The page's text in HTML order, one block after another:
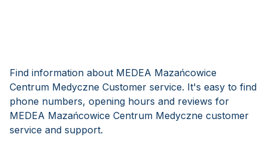
Find information about MEDEA Mazańcowice
Centrum Medyczne Customer service. It's easy to find
phone numbers, opening hours and reviews for
MEDEA Mazańcowice Centrum Medyczne customer
service and support.